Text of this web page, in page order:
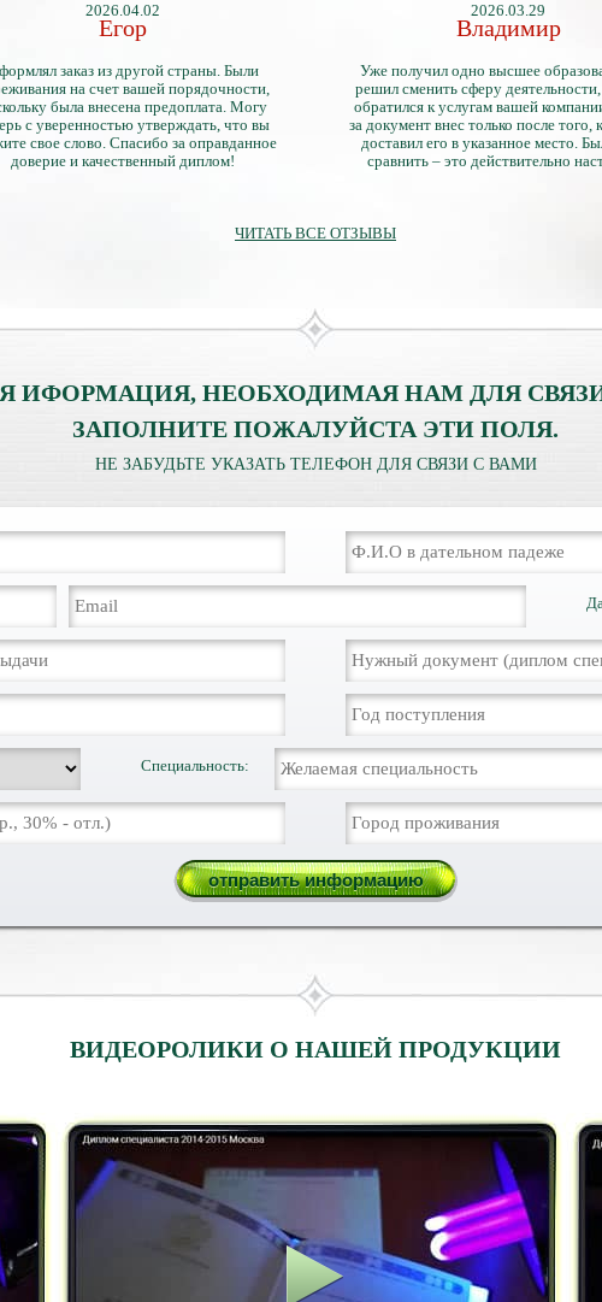
2026.04.02
Егор
заказ из другой страны. Были
на счет вашей порядочности,
была внесена предоплата. Могу
с уверенностью утверждать, что вы
свое слово. Спасибо за оправданное
доверие и качественный диплом!
2026.03.29
Владимир
Уже получил одно высшее
решил сменить сферу
обратился к услугам вашей
за документ внес только после того,
доставил его в указанное место.
сравнить – это действительно
ЧИТАТЬ ВСЕ ОТЗЫВЫ
ИФОРМАЦИЯ, НЕОБХОДИМАЯ НАМ ДЛЯ
ЗАПОЛНИТЕ ПОЖАЛУЙСТА ЭТИ ПОЛЯ.
НЕ ЗАБУДЬТЕ УКАЗАТЬ ТЕЛЕФОН ДЛЯ СВЯЗИ С ВАМИ
Специальность:
ВИДЕОРОЛИКИ О НАШЕЙ ПРОДУКЦИИ